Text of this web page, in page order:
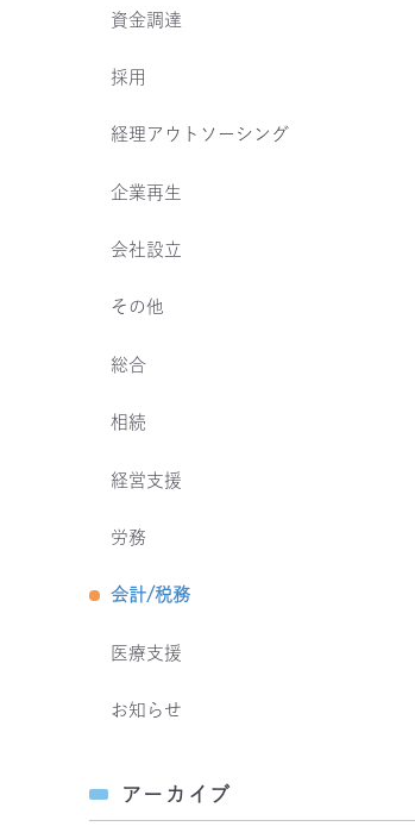
資金調達
採用
経理アウトソーシング
企業再生
会社設立
その他
総合
相続
経営支援
労務
会計/税務
医療支援
お知らせ
アーカイブ